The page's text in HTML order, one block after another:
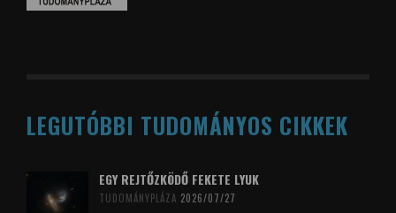
LEGUTÓBBI TUDOMÁNYOS CIKKEK
EGY REJTŐZKÖDŐ FEKETE LYUK
TUDOMÁNYPLÁZA 2026/07/27